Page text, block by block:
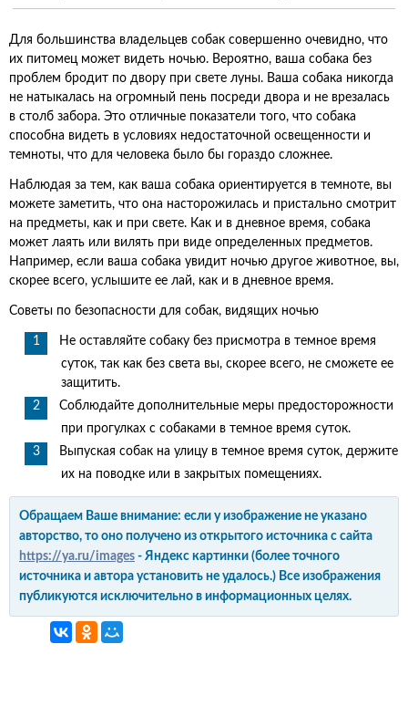
Для большинства владельцев собак совершенно очевидно, что
их питомец может видеть ночью. Вероятно, ваша собака без
проблем бродит по двору при свете луны. Ваша собака никогда
не натыкалась на огромный пень посреди двора и не врезалась
в столб забора. Это отличные показатели того, что собака
способна видеть в условиях недостаточной освещенности и
темноты, что для человека было бы гораздо сложнее.
Наблюдая за тем, как ваша собака ориентируется в темноте, вы
можете заметить, что она насторожилась и пристально смотрит
на предметы, как и при свете. Как и в дневное время, собака
может лаять или вилять при виде определенных предметов.
Например, если ваша собака увидит ночью другое животное, вы,
скорее всего, услышите ее лай, как и в дневное время.
Советы по безопасности для собак, видящих ночью
Не оставляйте собаку без присмотра в темное время
суток, так как без света вы, скорее всего, не сможете ее
защитить.
Соблюдайте дополнительные меры предосторожности
при прогулках с собаками в темное время суток.
Выпуская собак на улицу в темное время суток, держите
их на поводке или в закрытых помещениях.
Обращаем Ваше внимание: если у изображение не указано
авторство, то оно получено из открытого источника с сайта
https://ya.ru/images - Яндекс картинки (более точного
источника и автора установить не удалось.) Все изображения
публикуются исключительно в информационных целях.